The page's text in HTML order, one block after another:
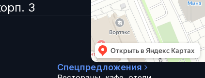
3
Спецпредложения